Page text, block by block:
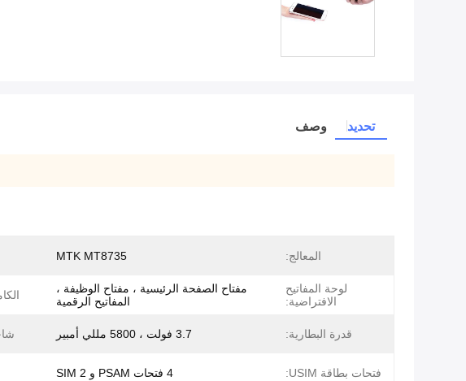
تحديد وصف
المعالج: MTK MT8735
لوحة المفاتيح
الافتراضية:
مفتاح الصفحة الرئيسية ، مفتاح الوظيفة ،
المفاتيح الرقمية
قدرة البطارية: 3.7 فولت ، 5800 مللي أمبير
فتحات بطاقة USIM: 4 فتحات PSAM و 2 SIM